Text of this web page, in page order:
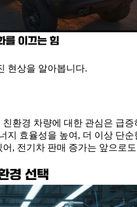
현상을 알아봅니다.
경 차량에 대한 관심은 급
효율성을 높여, 더 이상 단
, 전기차 판매 증가는 앞으로